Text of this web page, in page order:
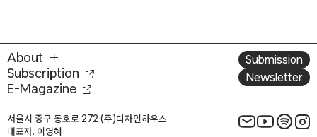
About
Subscription
E-Magazine
Submission
Newsletter
서울시 중구 동호로 272 (주)디자인하우스
대표자. 이영혜